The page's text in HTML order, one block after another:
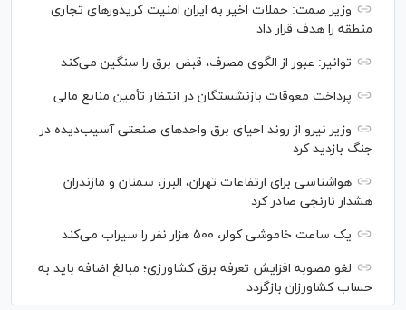
وزیر صمت: حملات اخیر به ایران امنیت کریدورهای تجاری
منطقه را هدف قرار داد
توانیر: عبور از الگوی مصرف، قبض برق را سنگین می‌کند
پرداخت معوقات بازنشستگان در انتظار تأمین منابع مالی
وزیر نیرو از روند احیای برق واحدهای صنعتی آسیب‌دیده در
جنگ بازدید کرد
هواشناسی برای ارتفاعات تهران، البرز، سمنان و مازندران
هشدار نارنجی صادر کرد
یک ساعت خاموشی کولر، ۵۰۰ هزار نفر را سیراب می‌کند
لغو مصوبه افزایش تعرفه برق کشاورزی؛ مبالغ اضافه باید به
حساب کشاورزان بازگردد